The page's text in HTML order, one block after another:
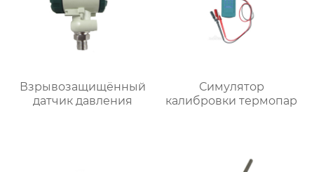
Взрывозащищённый
датчик давления
Симулятор
калибровки термопар